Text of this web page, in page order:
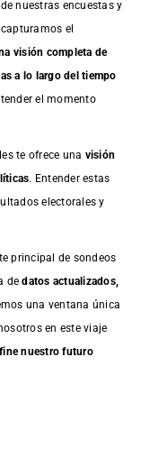
nuestras encuestasy
el
visión completa de
a lo largo del tiempo
el momento
te ofrece una visión
. Entender estas
electorales y
principal de sondeos
dedatos actualizados,
una ventana única
en este viaje
nuestro futuro